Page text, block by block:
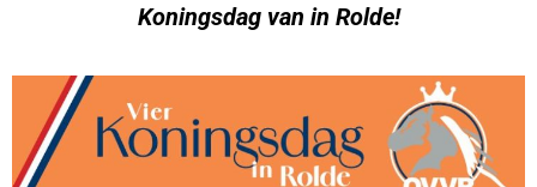
Koningsdag van in Rolde!